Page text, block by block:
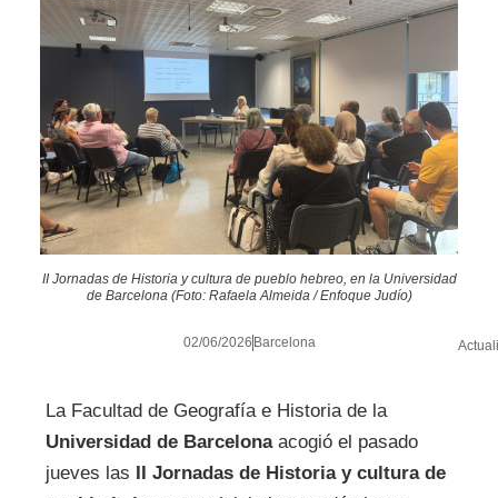
II Jornadas de Historia y cultura de pueblo hebreo, en la Universidad
de Barcelona (Foto: Rafaela Almeida / Enfoque Judío)
02/06/2026 Barcelona
La Facultad de Geografía e Historia de la
Universidad de Barcelonaacogió el pasado
jueves las II Jornadas de Historia y cultura de